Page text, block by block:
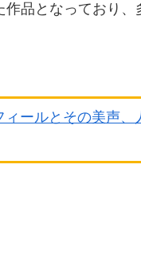
品となっており
ールとその美声、